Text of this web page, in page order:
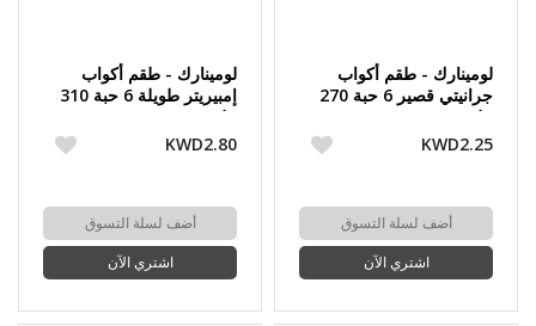
لومينارك - طقم أكواب
جرانيتي قصير 6 حبة 270
مل
KWD2.25
أضف لسلة التسوق
اشتري الآن
لومينارك - طقم أكواب
إمبيريتر طويلة 6 حبة 310
مل
KWD2.80
أضف لسلة التسوق
اشتري الآن